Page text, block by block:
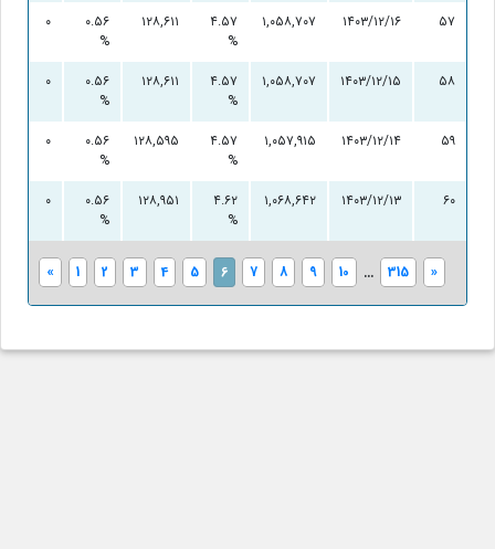
۵۷ ۱۴۰۳/۱۲/۱۶ ۱,۰۵۸,۷۰۷
۴.۵۷
%
۱۲۸,۶۱۱
۰.۵۶
%
۰
۵۸ ۱۴۰۳/۱۲/۱۵ ۱,۰۵۸,۷۰۷
۴.۵۷
%
۱۲۸,۶۱۱
۰.۵۶
%
۰
۵۹ ۱۴۰۳/۱۲/۱۴ ۱,۰۵۷,۹۱۵
۴.۵۷
%
۱۲۸,۵۹۵
۰.۵۶
%
۰
۶۰ ۱۴۰۳/۱۲/۱۳ ۱,۰۶۸,۶۴۲
۴.۶۲
%
۱۲۸,۹۵۱
۰.۵۶
%
۰
« 1 2 3 4 5 6 7 8 9 10 ... 315 »